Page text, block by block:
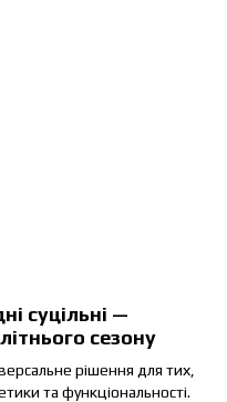
суцільні —
сезону
рішення для тих,
та функціональності.